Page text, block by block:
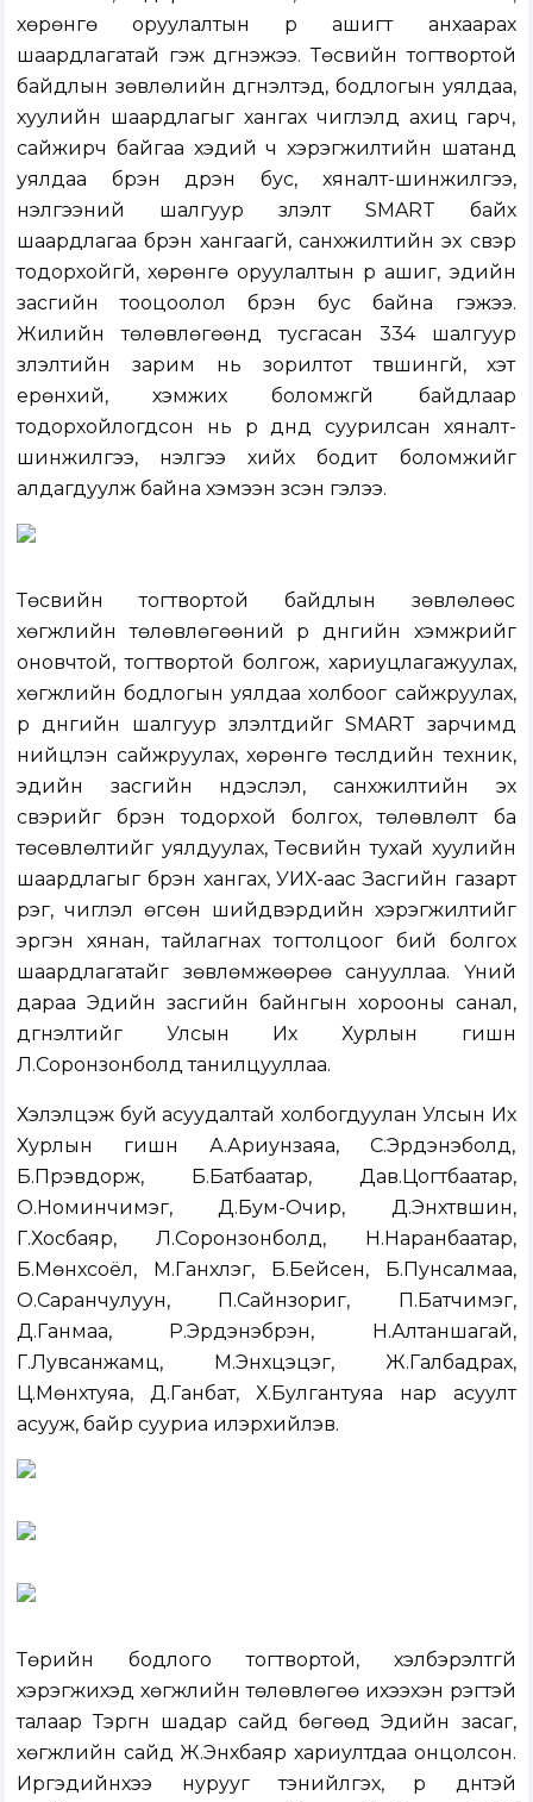
хөрөнгө оруулалтын үр ашигт анхаарах
шаардлагатай гэж дүгнэжээ. Төсвийн тогтвортой
байдлын зөвлөлийн дүгнэлтэд, бодлогын уялдаа,
хуулийн шаардлагыг хангах чиглэлд ахиц гарч,
сайжирч байгаа хэдий ч хэрэгжилтийн шатанд
уялдаа бүрэн дүүрэн бус, хяналт-шинжилгээ,
үнэлгээний шалгуур үзүүлэлт SMART байх
шаардлагаа бүрэн хангаагүй, санхүүжилтийн эх үүсвэр
тодорхойгүй, хөрөнгө оруулалтын үр ашиг, эдийн
засгийн тооцоолол бүрэн бус байна гэжээ.
Жилийн төлөвлөгөөнд тусгасан 334 шалгуур
үзүүлэлтийн зарим нь зорилтот түвшингүй, хэт
ерөнхий, хэмжих боломжгүй байдлаар
тодорхойлогдсон нь үр дүнд суурилсан хяналт-
шинжилгээ, үнэлгээ хийх бодит боломжийг
алдагдуулж байна хэмээн үзсэн гэлээ.
Төсвийн тогтвортой байдлын зөвлөлөөс
хөгжлийн төлөвлөгөөний үр дүнгийн хэмжүүрийг
оновчтой, тогтвортой болгож, хариуцлагажуулах,
хөгжлийн бодлогын уялдаа холбоог сайжруулах,
үр дүнгийн шалгуур үзүүлэлтүүдийг SMART зарчимд
нийцүүлэн сайжруулах, хөрөнгө төслүүдийн техник,
эдийн засгийн үндэслэл, санхүүжилтийн эх
үүсвэрийг бүрэн тодорхой болгох, төлөвлөлт ба
төсөвлөлтийг уялдуулах, Төсвийн тухай хуулийн
шаардлагыг бүрэн хангах, УИХ-аас Засгийн газарт
үүрэг, чиглэл өгсөн шийдвэрүүдийн хэрэгжилтийг
эргэн хянан, тайлагнах тогтолцоог бий болгох
шаардлагатайг зөвлөмжөөрөө санууллаа. Үүний
дараа Эдийн засгийн байнгын хорооны санал,
дүгнэлтийг Улсын Их Хурлын гишүүн
Л.Соронзонболд танилцууллаа.
Хэлэлцэж буй асуудалтай холбогдуулан Улсын Их
Хурлын гишүүн А.Ариунзаяа, С.Эрдэнэболд,
Б.Пүрэвдорж, Б.Батбаатар, Дав.Цогтбаатар,
О.Номинчимэг, Д.Бум-Очир, Д.Энхтүвшин,
Г.Хосбаяр, Л.Соронзонболд, Н.Наранбаатар,
Б.Мөнхсоёл, М.Ганхүлэг, Б.Бейсен, Б.Пунсалмаа,
О.Саранчулуун, П.Сайнзориг, П.Батчимэг,
Д.Ганмаа, Р.Эрдэнэбүрэн, Н.Алтаншагай,
Г.Лувсанжамц, М.Энхцэцэг, Ж.Галбадрах,
Ц.Мөнхтуяа, Д.Ганбат, Х.Булгантуяа нар асуулт
асууж, байр сууриа илэрхийлэв.
Төрийн бодлого тогтвортой, хэлбэрэлтгүй
хэрэгжихэд хөгжлийн төлөвлөгөө ихээхэн үүрэгтэй
талаар Тэргүүн шадар сайд бөгөөд Эдийн засаг,
хөгжлийн сайд Ж.Энхбаяр хариултдаа онцолсон.
Иргэдийнхээ нурууг тэнийлгэх, үр дүнтэй